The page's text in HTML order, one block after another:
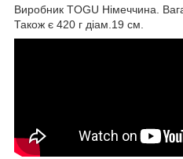
Виробник TOGU Німеччина.
Також є 420 г діам.19 см.